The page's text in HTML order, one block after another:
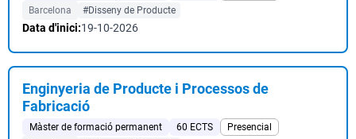
Barcelona
#Disseny de Producte
Data d'inici:19-10-2026
Enginyeria de Producte i Processos de
Fabricació
Màster de formació permanent 60 ECTS
Presencial